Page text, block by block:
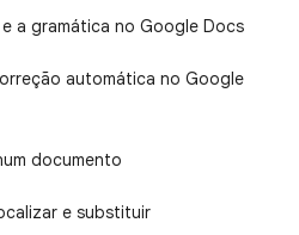
a gramática no Google Docs
automática no Google
documento
e substituir